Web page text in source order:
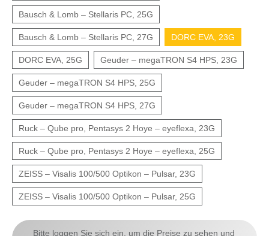
Bausch & Lomb – Stellaris PC, 25G
Bausch & Lomb – Stellaris PC, 27G DORC EVA, 23G
DORC EVA, 25G Geuder – megaTRON S4 HPS, 23G
Geuder – megaTRON S4 HPS, 25G
Geuder – megaTRON S4 HPS, 27G
Ruck – Qube pro, Pentasys 2 Hoye – eyeflexa, 23G
Ruck – Qube pro, Pentasys 2 Hoye – eyeflexa, 25G
ZEISS – Visalis 100/500 Optikon – Pulsar, 23G
ZEISS – Visalis 100/500 Optikon – Pulsar, 25G
Bitte loggen Sie sich ein, um die Preise zu sehen und